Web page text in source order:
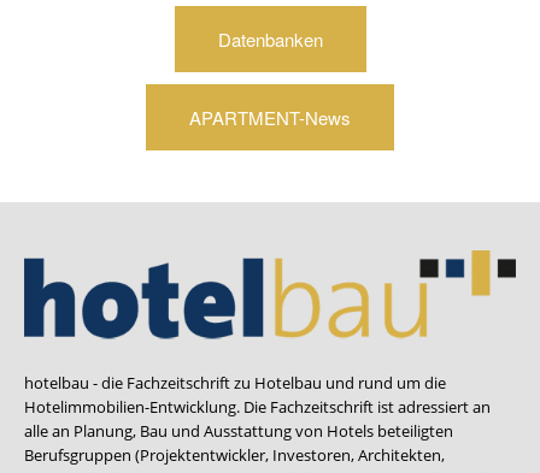
Datenbanken
APARTMENT-News
hotelbau - die Fachzeitschrift zu Hotelbau und rund um die
Hotelimmobilien-Entwicklung. Die Fachzeitschrift ist adressiert an
alle an Planung, Bau und Ausstattung von Hotels beteiligten
Berufsgruppen (Projektentwickler, Investoren, Architekten,